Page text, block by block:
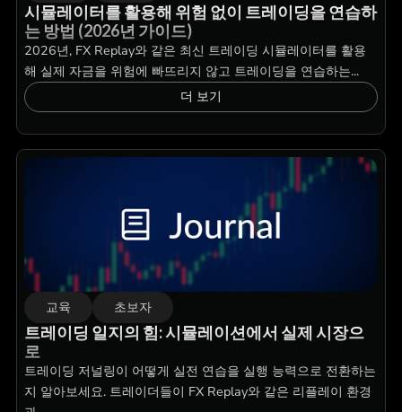
시뮬레이터를 활용해 위험 없이 트레이딩을 연습하
는 방법 (2026년 가이드)
2026년, FX Replay와 같은 최신 트레이딩 시뮬레이터를 활용
해 실제 자금을 위험에 빠뜨리지 않고 트레이딩을 연습하는...
더 보기
교육 초보자
트레이딩 일지의 힘: 시뮬레이션에서 실제 시장으
로
트레이딩 저널링이 어떻게 실전 연습을 실행 능력으로 전환하는
지 알아보세요. 트레이더들이 FX Replay와 같은 리플레이 환경